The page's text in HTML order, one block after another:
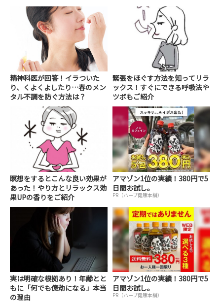
精神科医が回答！イラついた
り、くよくよしたり…春のメン
タル不調を防ぐ方法は？
緊張をほぐす方法を知ってリラ
ックス！すぐにできる呼吸法や
ツボもご紹介
瞑想をするとこんな良い効果が
あった！やり方とリラックス効
果UPの香りをご紹介
アマゾン1位の実績！380円で5
日間お試し。
PR（ハーブ健康本舗）
実は明確な根拠あり！年齢とと
もに「何でも億劫になる」本当
の理由
アマゾン1位の実績！380円で5
日間お試し。
PR（ハーブ健康本舗）